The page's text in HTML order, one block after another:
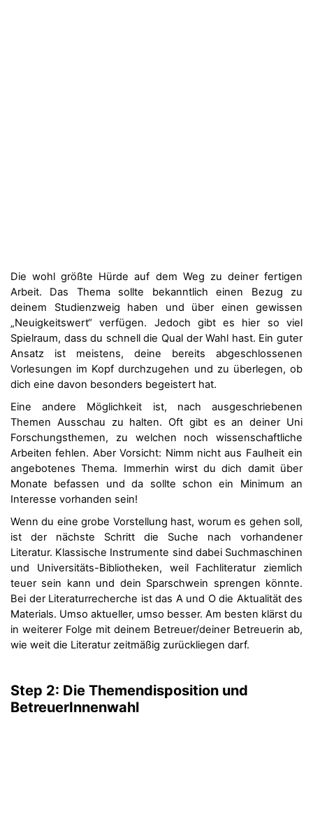
Die wohl größte Hürde auf dem Weg zu deiner fertigen
Arbeit. Das Thema sollte bekanntlich einen Bezug zu
deinem Studienzweig haben und über einen gewissen
„Neuigkeitswert“ verfügen. Jedoch gibt es hier so viel
Spielraum, dass du schnell die Qual der Wahl hast. Ein guter
Ansatz ist meistens, deine bereits abgeschlossenen
Vorlesungen im Kopf durchzugehen und zu überlegen, ob
dich eine davon besonders begeistert hat.
Eine andere Möglichkeit ist, nach ausgeschriebenen
Themen Ausschau zu halten. Oft gibt es an deiner Uni
Forschungsthemen, zu welchen noch wissenschaftliche
Arbeiten fehlen. Aber Vorsicht: Nimm nicht aus Faulheit ein
angebotenes Thema. Immerhin wirst du dich damit über
Monate befassen und da sollte schon ein Minimum an
Interesse vorhanden sein!
Wenn du eine grobe Vorstellung hast, worum es gehen soll,
ist der nächste Schritt die Suche nach vorhandener
Literatur. Klassische Instrumente sind dabei Suchmaschinen
und Universitäts-Bibliotheken, weil Fachliteratur ziemlich
teuer sein kann und dein Sparschwein sprengen könnte.
Bei der Literaturrecherche ist das A und O die Aktualität des
Materials. Umso aktueller, umso besser. Am besten klärst du
in weiterer Folge mit deinem Betreuer/deiner Betreuerin ab,
wie weit die Literatur zeitmäßig zurückliegen darf.
Step 2: Die Themendisposition und
BetreuerInnenwahl